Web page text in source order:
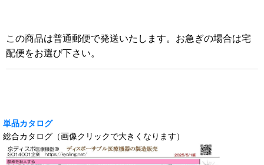
この商品は普通郵便で発送いたします。お急ぎの場合は宅
配便をお選び下さい。
単品カタログ
総合カタログ（画像クリックで大きくなります）